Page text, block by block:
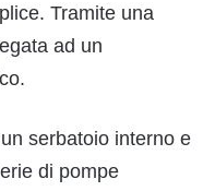
Tramite una
ad un
serbatoio interno e
di pompe